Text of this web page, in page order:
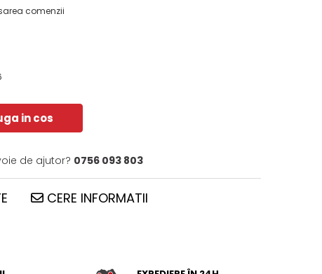
comenzii
in cos
de ajutor? 0756 093 803
CERE INFORMATII